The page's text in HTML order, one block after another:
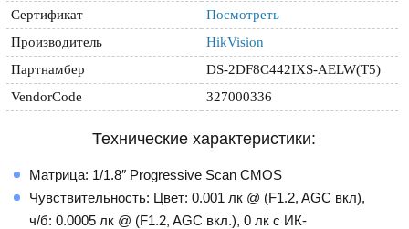
Сертификат
Посмотреть
Производитель
HikVision
Партнамбер
DS-2DF8C442IXS-AELW(T5)
VendorCode
327000336
Технические характеристики:
Матрица: 1/1.8″ Progressive Scan CMOS
Чувствительность: Цвет: 0.001 лк @ (F1.2, AGC вкл),
ч/б: 0.0005 лк @ (F1.2, AGC вкл.), 0 лк с ИК-